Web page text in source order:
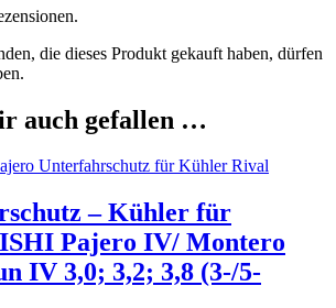
die dieses Produkt gekauft haben, dürfen
auch gefallen …
– Kühler für
Pajero IV/ Montero
IV 3,0; 3,2; 3,8 (3-/5-